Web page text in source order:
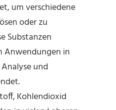
um verschiedene
oder zu
Substanzen
Anwendungen in
und
Kohlendioxid